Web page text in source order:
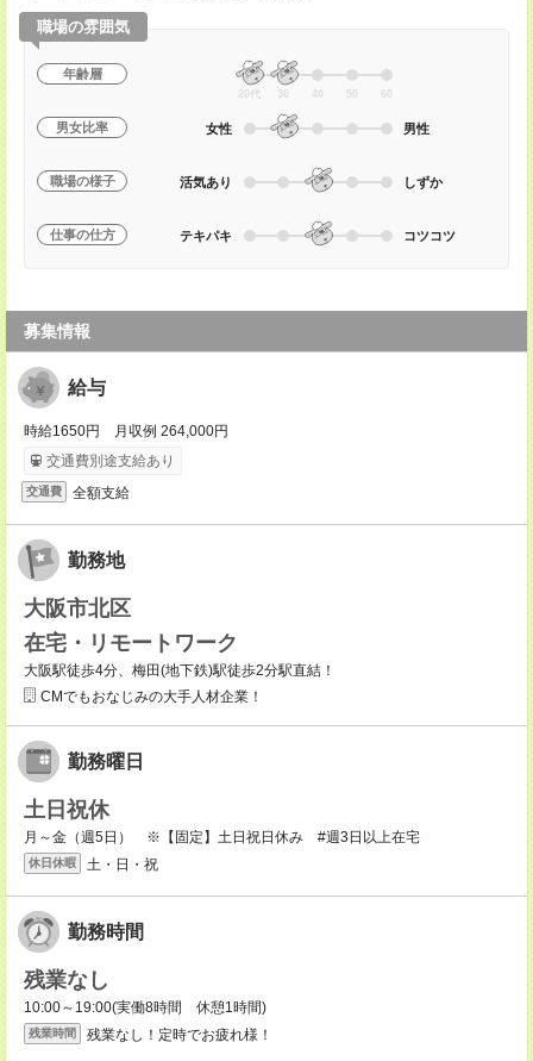
職場の雰囲気
年齢層
20代 30 40 50 60
男女比率 女性 男性
職場の様子 活気あり しずか
仕事の仕方 テキパキ コツコツ
募集情報
給与
時給1650円 月収例 264,000円
交通費別途支給あり
交通費 全額支給
勤務地
大阪市北区
在宅・リモートワーク
大阪駅徒歩4分、梅田(地下鉄)駅徒歩2分駅直結！
CMでもおなじみの大手人材企業！
勤務曜日
土日祝休
月～金（週5日） ※【固定】土日祝日休み #週3日以上在宅
休日休暇 土・日・祝
勤務時間
残業なし
10:00～19:00(実働8時間 休憩1時間)
残業時間 残業なし！定時でお疲れ様！